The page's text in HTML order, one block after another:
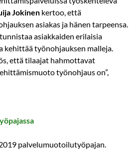
Jokinen kertoo, että
asiakas ja hänen tarpeensa.
asiakkaiden erilaisia
kehittää työnohjauksen malleja.
että tilaajat hahmottavat
työnohjaus on”,
palvelumuotoilutyöpajan.